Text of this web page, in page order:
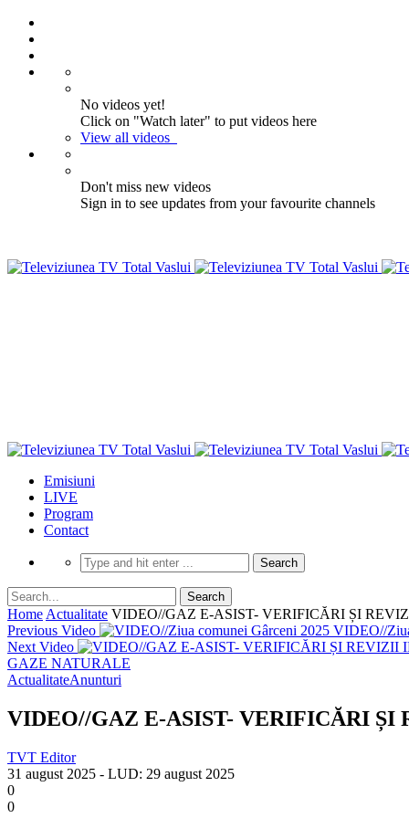
No videos yet!
Click on "Watch later" to put videos here
View all videos
Don't miss new videos
Sign in to see updates from your favourite channels
Emisiuni
LIVE
Program
Contact
Home Actualitate VIDEO//GAZ E-ASIST- VERIFICĂRI ȘI
Previous Video
VIDEO//
Next Video
GAZE NATURALE
ActualitateAnunturi
VIDEO//GAZ E-ASIST- VERIFICĂRI
TVT Editor
31 august 2025 - LUD: 29 august 2025
0
0